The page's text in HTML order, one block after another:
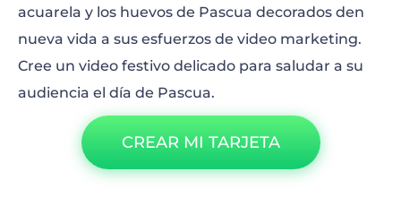
acuarela y los huevos de Pascua decorados den
nueva vida a sus esfuerzos de video marketing.
Cree un video festivo delicado para saludar a su
audiencia el día de Pascua.
CREAR MI TARJETA